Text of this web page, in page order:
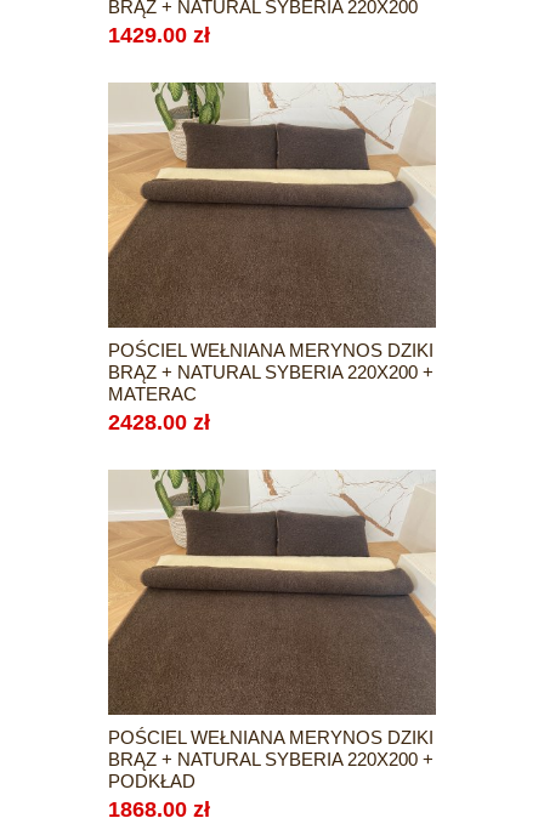
BRĄZ + NATURAL SYBERIA 220X200
1429.00 zł
POŚCIEL WEŁNIANA MERYNOS DZIKI
BRĄZ + NATURAL SYBERIA 220X200 +
MATERAC
2428.00 zł
POŚCIEL WEŁNIANA MERYNOS DZIKI
BRĄZ + NATURAL SYBERIA 220X200 +
PODKŁAD
1868.00 zł